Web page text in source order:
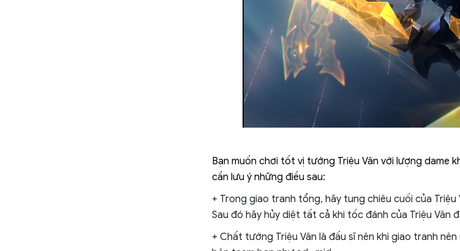
Bạn muốn chơi tốt vị tướng Triệu Vân với lượng dame
cần lưu ý những điều sau:
+ Trong giao tranh tổng, hãy tung chiêu cuối của
Sau đó hãy hủy diệt tất cả khi tốc đánh của Triệu Vân
+ Chất tướng Triệu Vân là đấu sĩ nên khi giao tranh